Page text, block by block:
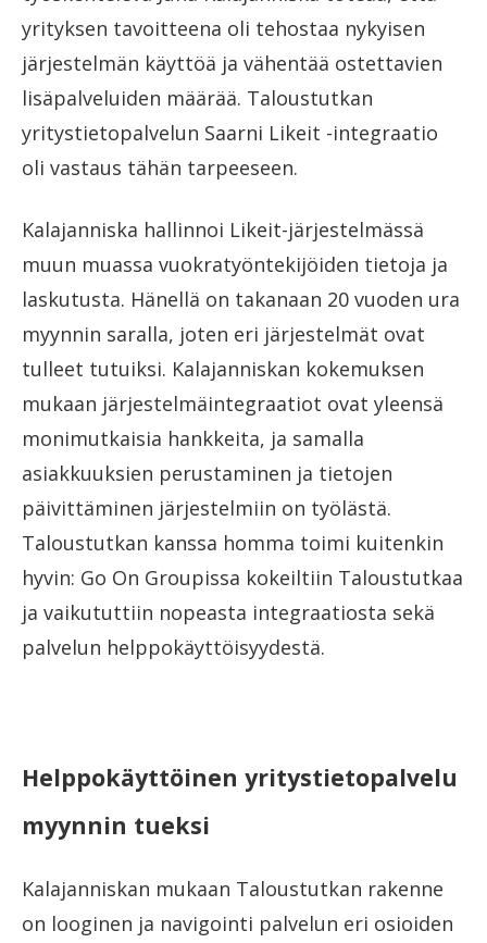
yrityksen tavoitteena oli tehostaa nykyisen
järjestelmän käyttöä ja vähentää ostettavien
lisäpalveluiden määrää. Taloustutkan
yritystietopalvelun Saarni Likeit -integraatio
oli vastaus tähän tarpeeseen.
Kalajanniska hallinnoi Likeit-järjestelmässä
muun muassa vuokratyöntekijöiden tietoja ja
laskutusta. Hänellä on takanaan 20 vuoden ura
myynnin saralla, joten eri järjestelmät ovat
tulleet tutuiksi. Kalajanniskan kokemuksen
mukaan järjestelmäintegraatiot ovat yleensä
monimutkaisia hankkeita, ja samalla
asiakkuuksien perustaminen ja tietojen
päivittäminen järjestelmiin on työlästä.
Taloustutkan kanssa homma toimi kuitenkin
hyvin: Go On Groupissa kokeiltiin Taloustutkaa
ja vaikututtiin nopeasta integraatiosta sekä
palvelun helppokäyttöisyydestä.
Helppokäyttöinen yritystietopalvelu
myynnin tueksi
Kalajanniskan mukaan Taloustutkan rakenne
on looginen ja navigointi palvelun eri osioiden